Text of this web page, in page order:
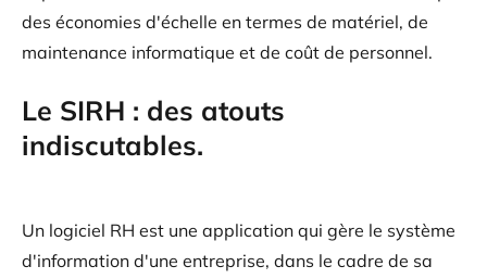
des économies d'échelle en termes de matériel, de
maintenance informatique et de coût de personnel.
Le SIRH : des atouts
indiscutables.
Un logiciel RH est une application qui gère le système
d'information d'une entreprise, dans le cadre de sa